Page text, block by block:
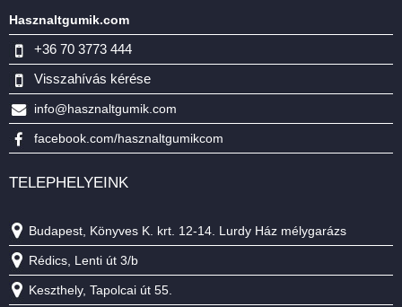
Hasznaltgumik.com
+36 70 3773 444
Visszahívás kérése
info@hasznaltgumik.com
facebook.com/hasznaltgumikcom
TELEPHELYEINK
Budapest, Könyves K. krt. 12-14. Lurdy Ház mélygarázs
Rédics, Lenti út 3/b
Keszthely, Tapolcai út 55.